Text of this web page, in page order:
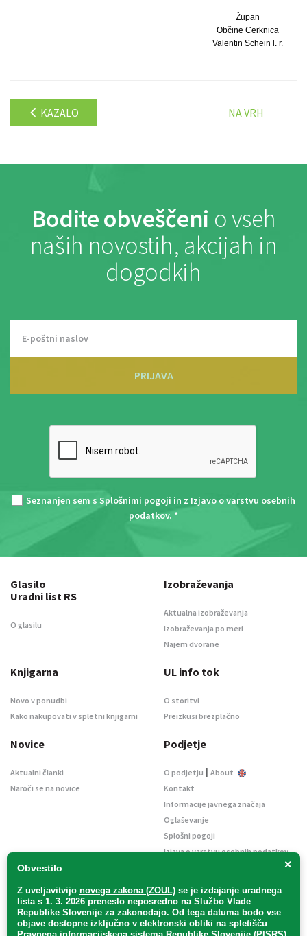
Župan
Občine Cerknica
Valentin Schein l. r.
KAZALO NA VRH
Bodite obveščeni o vseh
naših novostih, akcijah in
dogodkih
PRIJAVA
Seznanjen sem s Splošnimi pogoji in z Izjavo o varstvu osebnih
podatkov. *
×
Obvestilo
Z uveljavitvijo novega zakona (ZOUL) se je izdajanje uradnega
lista s 1. 3. 2026 preneslo neposredno na Službo Vlade
Republike Slovenije za zakonodajo. Od tega datuma bodo vse
objave dostopne izključno v elektronski obliki na spletišču
Glasilo
Uradni list RS
O glasilu
Izobraževanja
Aktualna izobraževanja
Izobraževanja po meri
Najem dvorane
Knjigarna
Novo v ponudbi
Kako nakupovati v spletni knjigarni
UL info tok
O storitvi
Preizkusi brezplačno
Novice
Aktualni članki
Naroči se na novice
Podjetje
O podjetju | About
Kontakt
Informacije javnega značaja
Oglaševanje
Splošni pogoji
Izjava o varstvu osebnih podatkov